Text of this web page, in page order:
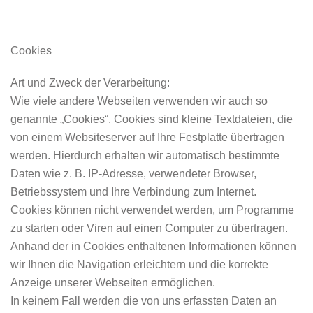
Cookies
Art und Zweck der Verarbeitung:
Wie viele andere Webseiten verwenden wir auch so
genannte „Cookies“. Cookies sind kleine Textdateien, die
von einem Websiteserver auf Ihre Festplatte übertragen
werden. Hierdurch erhalten wir automatisch bestimmte
Daten wie z. B. IP-Adresse, verwendeter Browser,
Betriebssystem und Ihre Verbindung zum Internet.
Cookies können nicht verwendet werden, um Programme
zu starten oder Viren auf einen Computer zu übertragen.
Anhand der in Cookies enthaltenen Informationen können
wir Ihnen die Navigation erleichtern und die korrekte
Anzeige unserer Webseiten ermöglichen.
In keinem Fall werden die von uns erfassten Daten an